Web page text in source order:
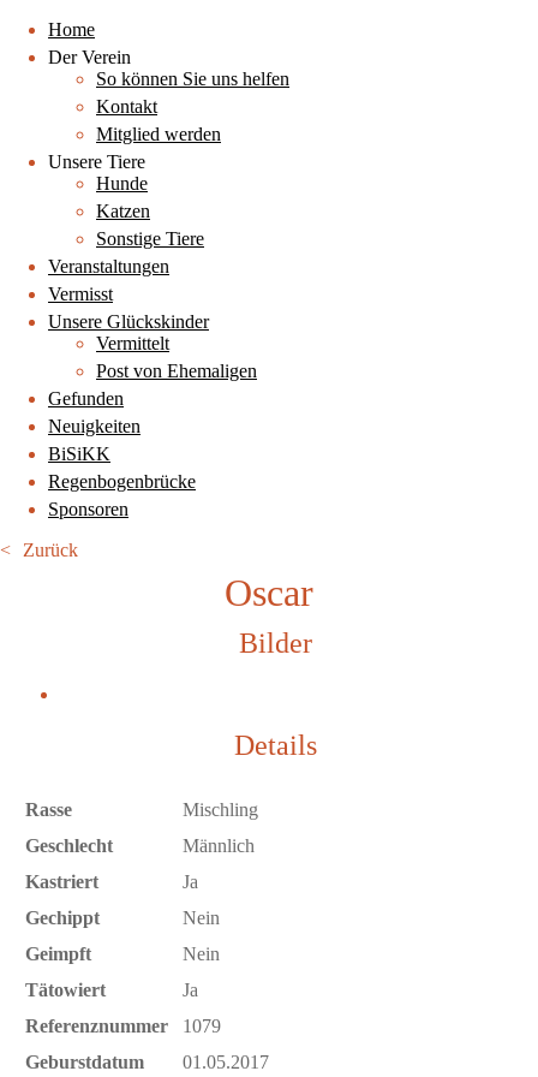
Home
Der Verein
So können Sie uns helfen
Kontakt
Mitglied werden
Unsere Tiere
Hunde
Katzen
Sonstige Tiere
Veranstaltungen
Vermisst
Unsere Glückskinder
Vermittelt
Post von Ehemaligen
Gefunden
Neuigkeiten
BiSiKK
Regenbogenbrücke
Sponsoren
Zurück
Oscar
Bilder
Details
Rasse
Mischling
Geschlecht
Männlich
Kastriert
Ja
Gechippt
Nein
Geimpft
Nein
Tätowiert
Ja
Referenznummer
1079
Geburstdatum
01.05.2017